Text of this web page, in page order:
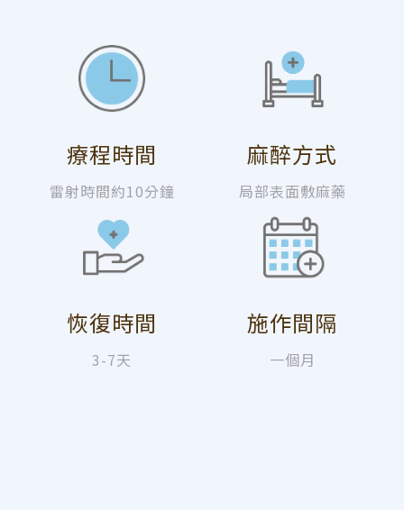
療程時間
雷射時間約10分鐘
麻醉方式
局部表面敷麻藥
恢復時間
3-7天
施作間隔
一個月